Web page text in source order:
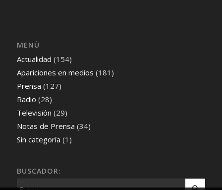
MENÚ
Actualidad (154)
Apariciones en medios (181)
Prensa (127)
Radio (28)
Televisión (29)
Notas de Prensa (34)
Sin categoría (1)
BUSCADOR: